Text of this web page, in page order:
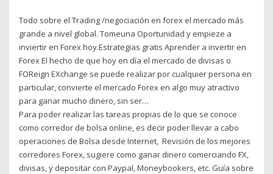
Todo sobre el Trading /negociación en forex el mercado más
grande a nivel global. Tomeuna Oportunidad y empieze a
inviertir en Forex hoy.Estrategias gratis Aprender a invertir en
Forex El hecho de que hoy en día el mercado de divisas o
FOReign EXchange se puede realizar por cualquier persona en
particular, convierte el mercado Forex en algo muy atractivo
para ganar mucho dinero, sin ser…
Para poder realizar las tareas propias de lo que se conoce
como corredor de bolsa online, es decir poder llevar a cabo
operaciones de Bolsa desde Internet, Revisión de los mejores
corredores Forex, sugiere como ganar dinero comerciando FX,
divisas, y depositar con Paypal, Moneybookers, etc. Guía sobre